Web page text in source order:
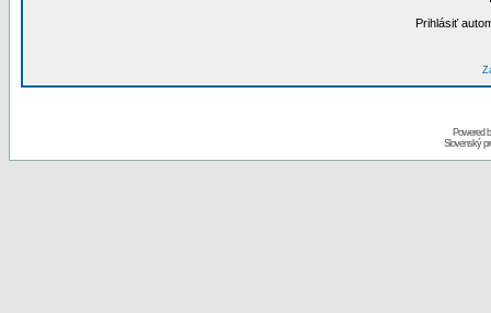
Prihlásiť
Powered
Slovenský